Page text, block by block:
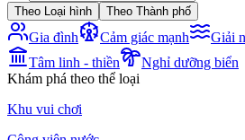
Theo Loại hình Theo Thành phố
Gia đình Cảm giác mạnh Giải
Tâm linh - thiền
Nghỉ dưỡng biển
Khám phá theo thể loại
Khu vui chơi